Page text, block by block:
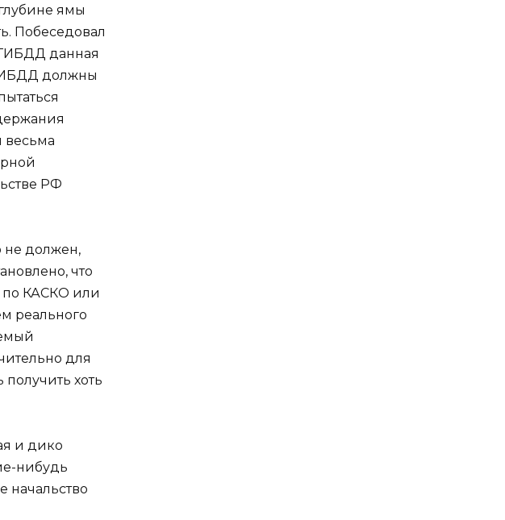
ямы
Побеседовал
данная
должны
весьма
РФ
не должен,
что
по КАСКО или
реального
для
хоть
и дико
нибудь
начальство